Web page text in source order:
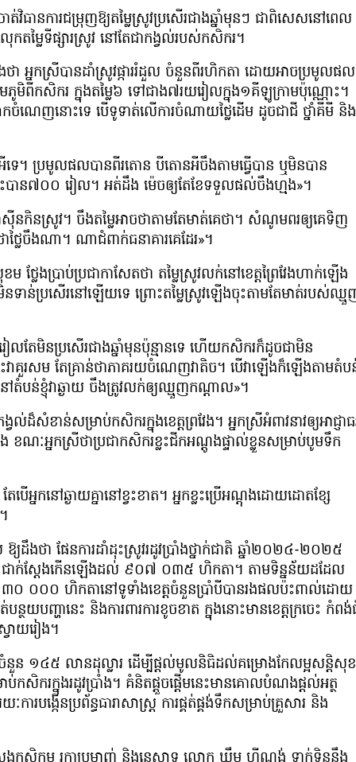
ត់វិធានការជម្រុញឱ្យតម្លៃស្រូវប្រសើរជាងឆ្នាំមុនៗ ជាពិសេសនៅពេល
ម្លៃទីផ្សារស្រូវ នៅតែជាកង្វល់របស់កសិករ។
ា អ្នកស្រីបានដាំស្រូវផ្ការរំដួល ចំនួនពីរហិកតា ដោយអាចប្រមូលផល
ពីកសិករ ក្នុងតម្លៃ៦ ទៅជាង៧រយរៀលក្នុង១គីឡូក្រាមប៉ុណ្ណោះ។
កចំណេញនោះទេ បើទូទាត់លើការចំណាយថ្លៃដើម ដូចជាជី ថ្នាំគីមី និង
េ។ ប្រមូលផលបានពីរតោន បីតោនអីចឹងតាមធ្វើបាន ឬមិនបាន
ះបាន៧០០ រៀល។ អត់ដឹង ម៉េចឲ្យតែខែទទួលផល់ចឹងហ្មង»។
នកិនស្រូវ។ ចឹងតម្លៃអាចថាតាមតែមាត់គេថា។ សំណូមពរឲ្យគេទិញ
ាថ្លៃចឹងណា។ ណាជំពាក់ធនាគារគេដែរ»។
លែងប្រាប់ប្រជាកាសែតថា តម្លៃស្រូវលក់នៅខេត្តព្រៃវែងហាក់ឡើង
មិនទាន់ប្រសើរនៅឡើយទេ ព្រោះតម្លៃស្រូវឡើងចុះតាមតែមាត់របស់ឈ្
ៀលតែមិនប្រសើរជាងឆ្នាំមុនប៉ុន្មានទេ ហើយកសិករក៏ដូចជាមិន
ាគួរសម តែគ្រាន់ថាភាគរយចំណេញវាតិច។ បើវាឡើងក៏ឡើងតាមតំប
តំបន់ខ្ញុំវាឆ្ងាយ ចឹងត្រូវលក់ឲ្យឈ្មួញកណ្ដាល»។
ដ៏សំខាន់សម្រាប់កសិករក្នុងខេត្តព្រវែង។ អ្នកស្រីអំពាវនាវឲ្យអាជ្ញាធ
ខណៈអ្នកស្រីថាប្រជាកសិករខ្លះជីកអណ្ដូងផ្ទាល់ខ្លួនសម្រាប់បូមទឹក
អ្នកនៅឆ្ងាយគ្នានៅខ្វះខាត។ អ្នកខ្លះប្រើអណ្ដុងដោយដោតខ្សែ
យដឹងថា ផែនការដាំដុះស្រូវរដូវប្រាំងថ្នាក់ជាតិ ឆ្នាំ២០២៤-២០២៥
ជាក់ស្តែងកើនឡើងដល់ ៩០៧ ០៣៥ ហិកតា។ តាមទិន្នន័យដដែល
០ ០០០ ហិកតានៅទូទាំងខេត្តចំនួនប្រាំបីបានរងផលប៉ះពាល់ដោយ
ថយបញ្ហានេះ និងការពារការខូចខាត ក្នុងនោះមានខេត្តក្រចេះ កំព
វាយរៀង។
ន ១៤៥ លានដុល្លារ ដើម្បីផ្តល់មូលនិធិដល់គម្រោងកែលម្អសន្តិសុខ
កសិករក្នុងរដូវប្រាំង។ គំនិតផ្តួចផ្តើមនេះមានគោលបំណងផ្តល់អត្ថ
ង្កើនប្រព័ន្ធធារាសាស្រ្ត ការផ្គត់ផ្គង់ទឹកសម្រាប់គ្រួសារ និង